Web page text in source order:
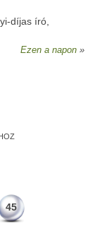
díjas író,
Ezen a napon
45